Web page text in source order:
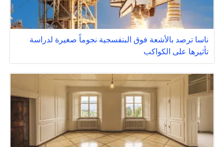
ناسا ترصد بالأشعة فوق البنفسجية نجوماً صغيرة لدراسة
تأثيرها على الكواكب